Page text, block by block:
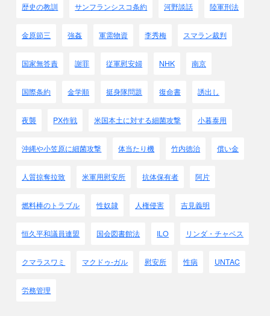
歴史の教訓 サンフランシスコ条約 河野談話 陸軍刑法
金原節三 強姦 軍需物資 李秀梅 スマラン裁判
国家無答責 謝罪 従軍慰安婦 NHK 南京
国際条約 金学順 挺身隊問題 復命書 誘出し
夜襲 PX作戦 米国本土に対する細菌攻撃 小暮泰用
沖縄や小笠原に細菌攻撃 体当たり機 竹内徳治 償い金
人質掠奪拉致 米軍用慰安所 抗体保有者 阿片
燃料棒のトラブル 性奴隷 人権侵害 吉見義明
恒久平和議員連盟 国会図書館法 ILO リンダ・チャベス
クマラスワミ マクドゥ-ガル 慰安所 性病 UNTAC
労務管理